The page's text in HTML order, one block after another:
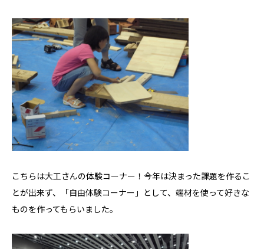
見学予約
お問い合わせ
プライバシーポリシー
こちらは大工さんの体験コーナー！今年は決まった課題を作るこ
とが出来ず、「自由体験コーナー」として、端材を使って好きな
ものを作ってもらいました。